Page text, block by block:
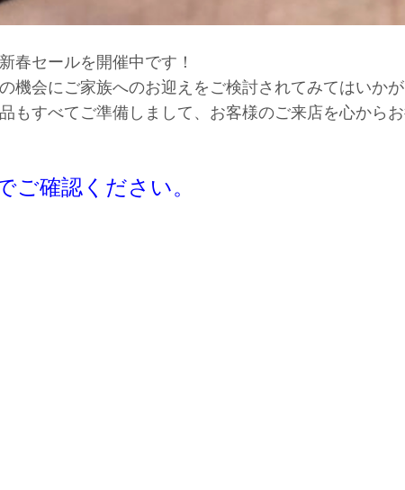
春セールを開催中です！
機会にご家族へのお迎えをご検討されてみてはいか
もすべてご準備しまして、お客様のご来店を心から
ご確認ください。